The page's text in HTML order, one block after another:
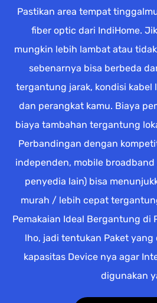
Pastikan area tempat
fiber optic dari IndiHome.
mungkin lebih lambat atau
sebenarnya bisa berbeda
tergantung jarak, kondisi kabel
dan perangkat kamu. Biaya
biaya tambahan tergantung
Perbandingan dengan
independen, mobile
penyedia lain) bisa
murah / lebih cepat
Pemakaian Ideal Bergantung di
lho, jadi tentukan Paket
kapasitas Device nya agar
digunakan